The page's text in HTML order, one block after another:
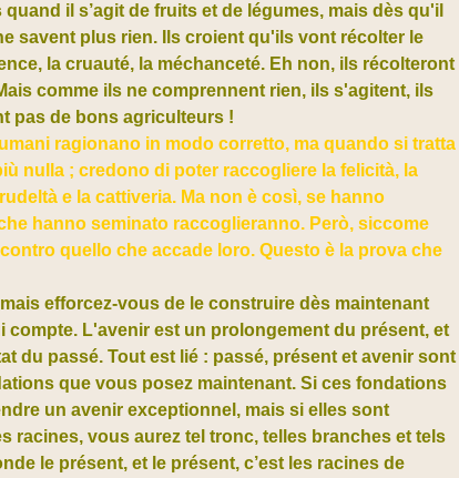
il s’agit de fruits et de légumes, mais dès qu'il
savent plus rien. Ils croient qu'ils vont récolter le
la cruauté, la méchanceté. Eh non, ils récolteront
comme ils ne comprennent rien, ils s'agitent, ils
pas de bons agriculteurs !
ragionano in modo corretto, ma quando si tratta
nulla ; credono di poter raccogliere la felicità, la
e la cattiveria. Ma non è così, se hanno
hanno seminato raccoglieranno. Però, siccome
quello che accade loro. Questo è la prova che
efforcez-vous de le construire dès maintenant
L'avenir est un prolongement du présent, et
du passé. Tout est lié : passé, présent et avenir sont
que vous posez maintenant.Si ces fondations
un avenir exceptionnel, mais si elles sont
racines, vous aurez tel tronc, telles branches et tels
le présent, et le présent, c’est les racines de